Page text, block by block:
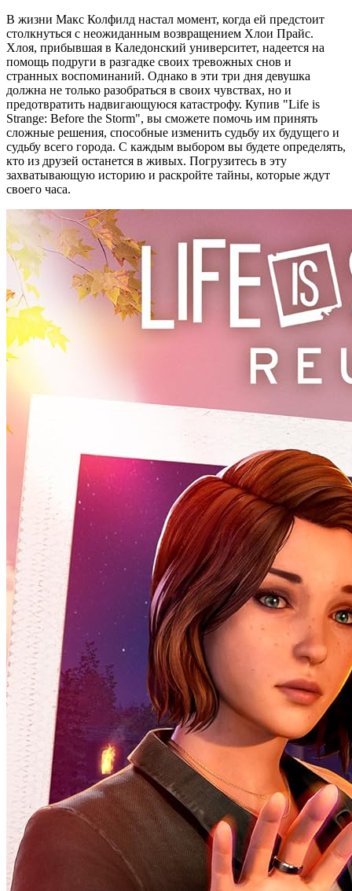
В жизни Макс Колфилд настал момент, когда ей предстоит
столкнуться с неожиданным возвращением Хлои Прайс.
Хлоя, прибывшая в Каледонский университет, надеется на
помощь подруги в разгадке своих тревожных снов и
странных воспоминаний. Однако в эти три дня девушка
должна не только разобраться в своих чувствах, но и
предотвратить надвигающуюся катастрофу. Купив "Life is
Strange: Before the Storm", вы сможете помочь им принять
сложные решения, способные изменить судьбу их будущего и
судьбу всего города. С каждым выбором вы будете определять,
кто из друзей останется в живых. Погрузитесь в эту
захватывающую историю и раскройте тайны, которые ждут
своего часа.